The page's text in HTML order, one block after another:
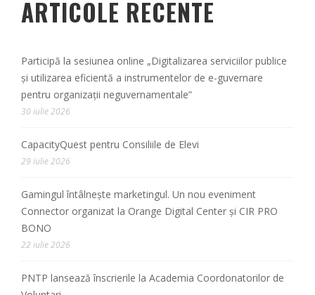
ARTICOLE RECENTE
Participă la sesiunea online „Digitalizarea serviciilor publice
și utilizarea eficientă a instrumentelor de e-guvernare
pentru organizații neguvernamentale”
30 iulie 2026
CapacityQuest pentru Consiliile de Elevi
29 iulie 2026
Gamingul întâlnește marketingul. Un nou eveniment
Connector organizat la Orange Digital Center și CIR PRO
BONO
22 iulie 2026
PNTP lansează înscrierile la Academia Coordonatorilor de